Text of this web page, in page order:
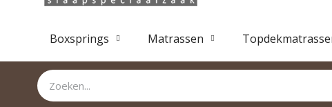
Boxsprings Matrassen